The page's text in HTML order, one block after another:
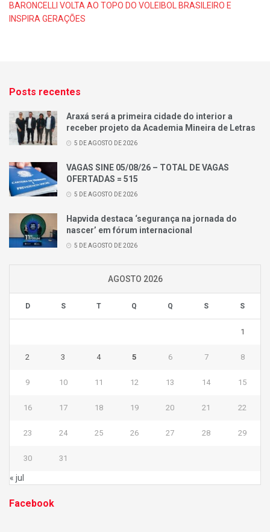
BARONCELLI VOLTA AO TOPO DO VOLEIBOL BRASILEIRO E
INSPIRA GERAÇÕES
Posts recentes
Araxá será a primeira cidade do interior a
receber projeto da Academia Mineira de Letras
5 DE AGOSTO DE 2026
VAGAS SINE 05/08/26 – TOTAL DE VAGAS
OFERTADAS = 515
5 DE AGOSTO DE 2026
Hapvida destaca ‘segurança na jornada do
nascer’ em fórum internacional
5 DE AGOSTO DE 2026
AGOSTO 2026
D S T Q Q S S
1
2 3 4 5 6 7 8
9 10 11 12 13 14 15
16 17 18 19 20 21 22
23 24 25 26 27 28 29
30 31
« jul
Facebook